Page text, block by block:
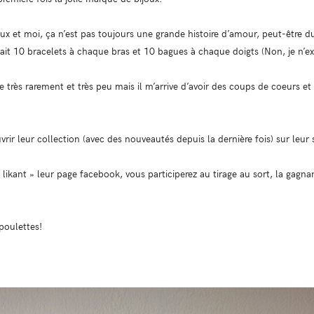
et moi, ça n’est pas toujours une grande histoire d’amour, peut-être
10 bracelets à chaque bras et 10 bagues à chaque doigts (Non, je
rarement et très peu mais il m’arrive d’avoir des coups de coeurs
leur collection (avec des nouveautés depuis la dernière fois) sur leur
» leur page facebook, vous participerez au tirage au sort, la